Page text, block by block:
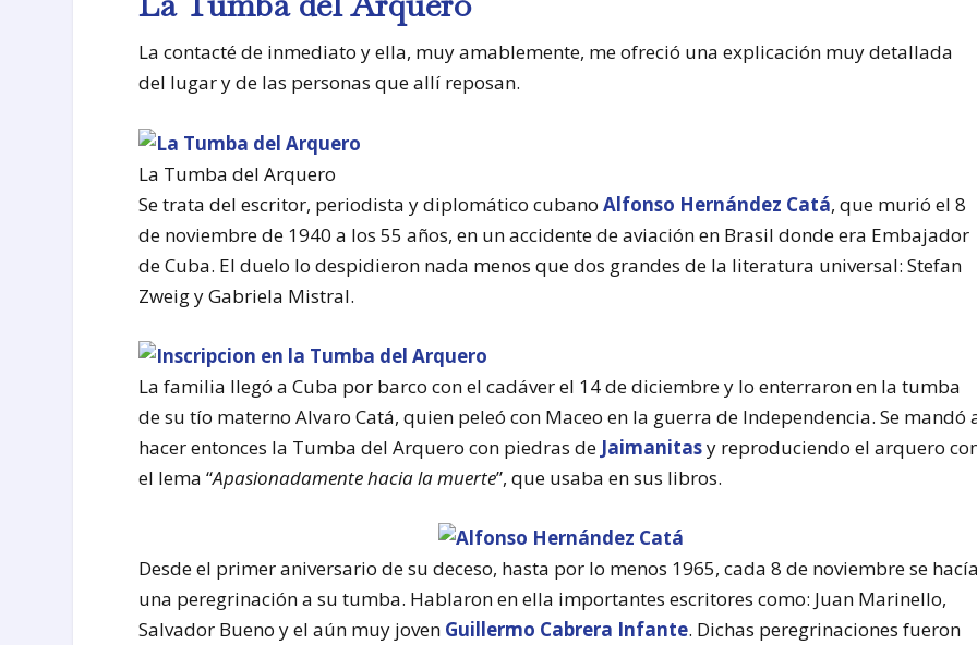
La contacté de inmediato y ella, muy amablemente, me ofreció una explicación muy detallada
del lugar y de las personas que allí reposan.
La Tumba del Arquero
Se trata del escritor, periodista y diplomático cubanoAlfonso Hernández Catá, que murió el 8
de noviembre de 1940 a los 55 años, en un accidente de aviación en Brasil donde era Embajador
de Cuba. El duelo lo despidieron nada menos que dos grandes de la literatura universal: Stefan
Zweig y Gabriela Mistral.
La familia llegó a Cuba por barco con el cadáver el 14 de diciembre y lo enterraron en la tumba
de su tío materno Alvaro Catá, quien peleó con Maceo en la guerra de Independencia. Se mandó
hacer entonces la Tumba del Arquero con piedras de Jaimanitasy reproduciendo el arquero
el lema “Apasionadamente hacia la muerte”, que usaba en sus libros.
Desde el primer aniversario de su deceso, hasta por lo menos 1965, cada 8 de noviembre se
una peregrinación a su tumba. Hablaron en ella importantes escritores como: Juan Marinello,
Salvador Bueno y el aún muy joven Guillermo Cabrera Infante. Dichas peregrinaciones fueron